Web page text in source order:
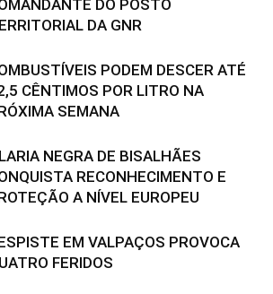
DO POSTO
DA GNR
PODEM DESCER ATÉ
CÊNTIMOS POR LITRO NA
SEMANA
NEGRA DE BISALHÃES
RECONHECIMENTO E
A NÍVEL EUROPEU
EM VALPAÇOS PROVOCA
FERIDOS